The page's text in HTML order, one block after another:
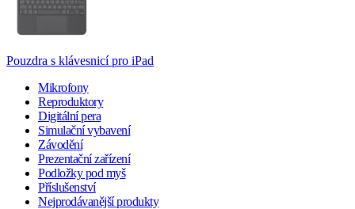
Pouzdra s klávesnicí pro iPad
Mikrofony
Reproduktory
Digitální pera
Simulační vybavení
Závodění
Prezentační zařízení
Podložky pod myš
Příslušenství
Nejprodávanější produkty